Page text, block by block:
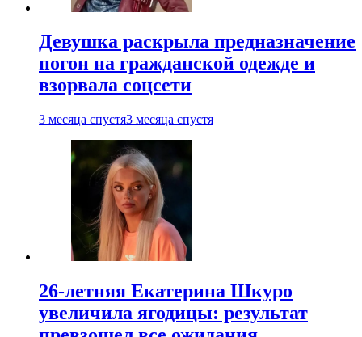
Девушка раскрыла предназначение
погон на гражданской одежде и
взорвала соцсети
3 месяца спустя3 месяца спустя
26-летняя Екатерина Шкуро
увеличила ягодицы: результат